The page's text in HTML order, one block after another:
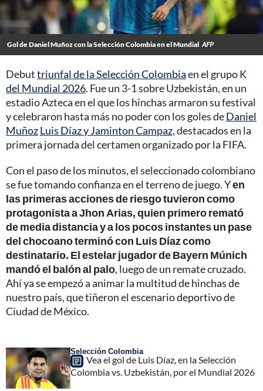
Gol de Daniel Muñoz con la Selección Colombia en el Mundial AFP
Debuttriunfal de la Selección Colombiaen el grupo K
del Mundial 2026. Fue un 3-1 sobre Uzbekistán, en un
estadio Azteca en el que los hinchas armaron su festival
y celebraron hasta más no poder con los goles deDaniel
MuñozLuis Díaz y Jaminton Campaz,destacados en la
primera jornada del certamen organizado por la FIFA.
Con el paso de los minutos, el seleccionado colombiano
se fue tomando confianza en el terreno de juego. Yen
las primeras acciones de riesgo tuvieron como
protagonista a Jhon Arias, quien primero remató
de media distancia y a los pocos instantes un pase
del chocoano terminó con Luis Díaz como
destinatario. El estelar jugador de Bayern Múnich
mandó el balón al palo, luego de un remate cruzado.
Ahí ya se empezó a animar la multitud de hinchas de
nuestro país, que tiñeron el escenario deportivo de
Ciudad de México.
Selección Colombia
Vea el gol de Luis Díaz, en la Selección
Colombia vs. Uzbekistán, por el Mundial 2026